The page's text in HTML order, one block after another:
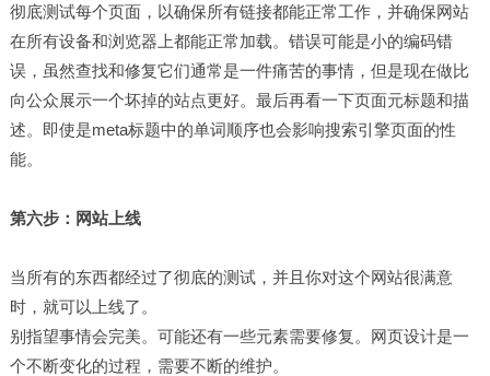
彻底测试每个页面，以确保所有链接都能正常工作，并确保网站
在所有设备和浏览器上都能正常加载。错误可能是小的编码错
误，虽然查找和修复它们通常是一件痛苦的事情，但是现在做比
向公众展示一个坏掉的站点更好。最后再看一下页面元标题和描
述。即使是meta标题中的单词顺序也会影响搜索引擎页面的性
能。
第六步：网站上线
当所有的东西都经过了彻底的测试，并且你对这个网站很满意
时，就可以上线了。
别指望事情会完美。可能还有一些元素需要修复。网页设计是一
个不断变化的过程，需要不断的维护。